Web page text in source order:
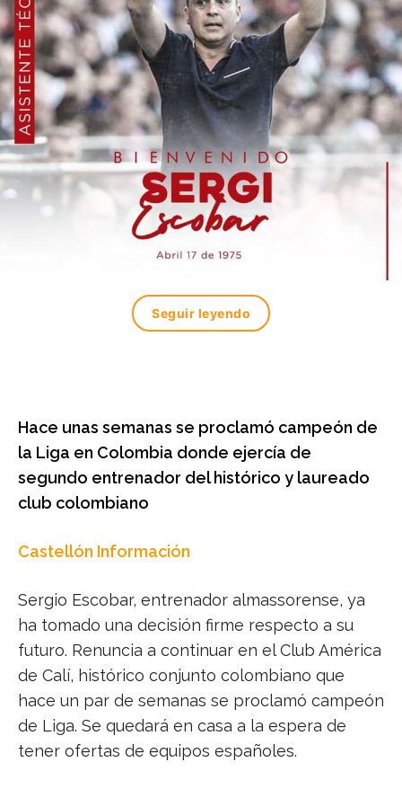
Seguir leyendo
Hace unas semanas se proclamó campeón de
la Liga en Colombia donde ejercía de
segundo entrenador del histórico y laureado
club colombiano
Castellón Información
Sergio Escobar, entrenador almassorense, ya
ha tomado una decisión firme respecto a su
futuro. Renuncia a continuar en el Club América
de Calí, histórico conjunto colombiano que
hace un par de semanas se proclamó campeón
de Liga. Se quedará en casa a la espera de
tener ofertas de equipos españoles.